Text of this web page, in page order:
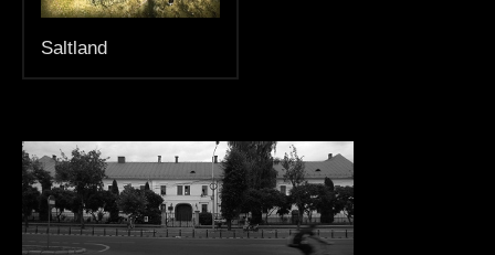
e
Saltland